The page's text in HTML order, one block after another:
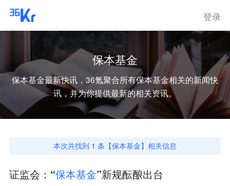
登录
保本基金
保本基金最新快讯，36氪聚合所有保本基金相关的新闻快
讯，并为你提供最新的相关资讯。
本次共找到 1 条【保本基金】相关信息
证监会：“保本基金”新规酝酿出台